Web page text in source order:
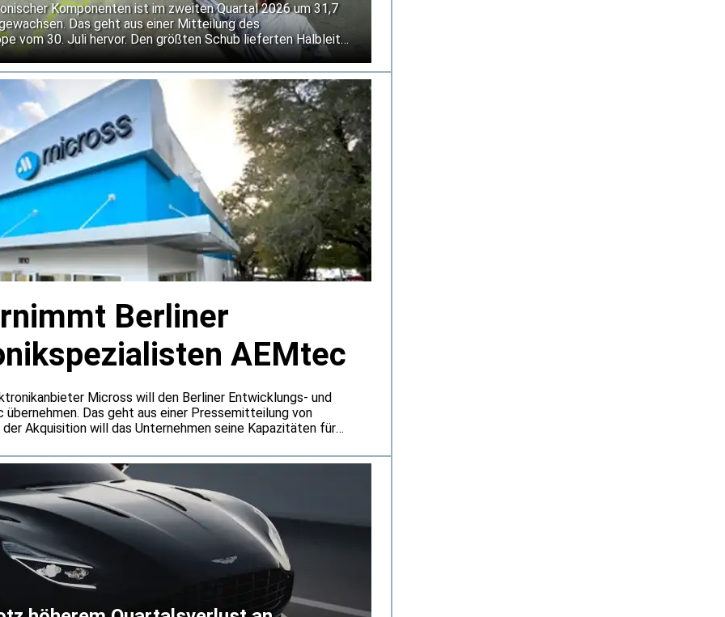
Komponenten ist im zweiten Quartal 2026 um 31,7
Das geht aus einer Mitteilung des
vom 30. Juli hervor. Den größten Schub lieferten Halbleiter,
kräftiges Wachstum auch durch Preissteigerungen
Verbindungs-, passiven und elektromechanischen
auf der Nachfrage aus Automatisierung, Energie und
Berliner
AEMtec
Micross will den Berliner Entwicklungs- und
Das geht aus einer Pressemitteilung von
Akquisition will das Unternehmen seine Kapazitäten für
die Fertigungs- und Entwicklungskapazitäten des